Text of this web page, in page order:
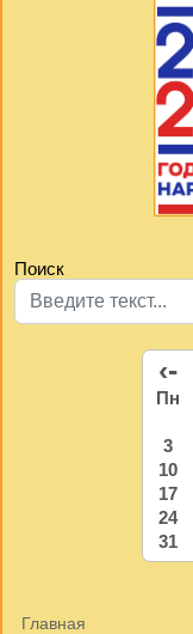
Поиск
‹-
Пн
3
10
17
24
31
Главная